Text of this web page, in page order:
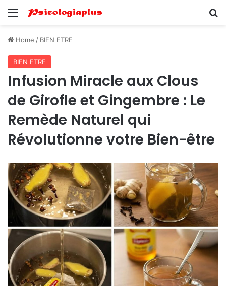
Menu
Home / BIEN ETRE
BIEN ETRE
Infusion Miracle aux Clous
de Girofle et Gingembre : Le
Remède Naturel qui
Révolutionne votre Bien-être